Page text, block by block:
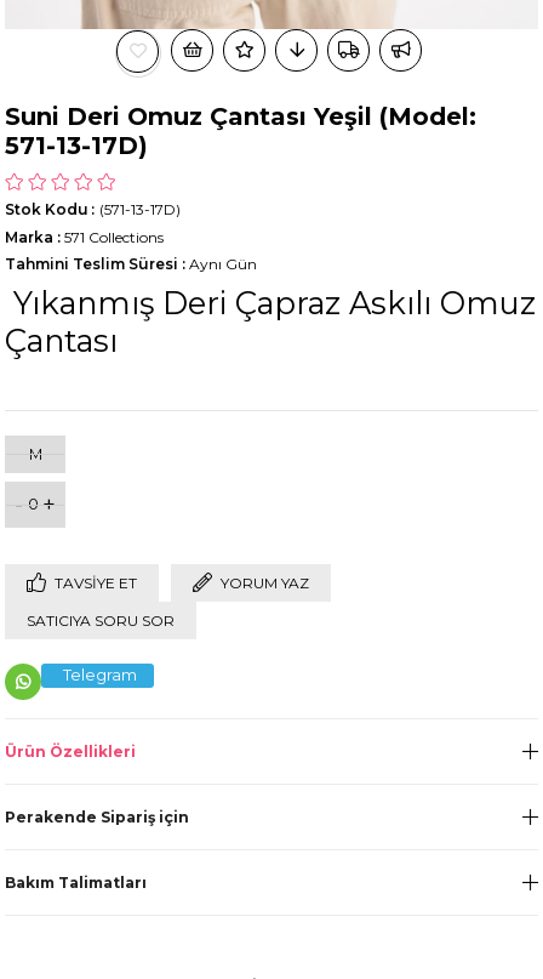
Suni Deri Omuz Çantası Yeşil (Model:
571-13-17D)
(571-13-17D)
Stok Kodu
Marka : 571 Collections
Tahmini Teslim Süresi : Aynı Gün
Yıkanmış Deri Çapraz Askılı Omuz
Çantası
M
- 0 +
TAVSIYE ET YORUM YAZ
SATICIYA SORU SOR
Telegram
Ürün Özellikleri
Perakende Sipariş için
Bakım Talimatları